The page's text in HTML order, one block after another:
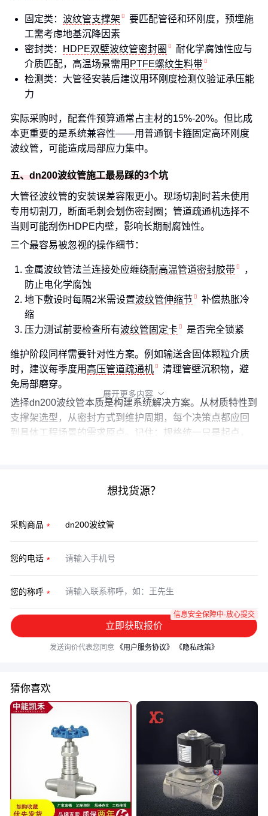
固定类： 波纹管支撑架
要匹配管径和环刚度，预埋施
工需考虑地基沉降因素
密封类：
HDPE双壁波纹管密封圈
耐化学腐蚀性应与
介质匹配，高温场景需用 PTFE螺纹生料带
检测类：大管径安装后建议用环刚度检测仪验证承压能
力
实际采购时，配套件预算通常占主材的15%-20%。但比成
本更重要的是系统兼容性——用普通钢卡箍固定高环刚度
波纹管，可能造成局部应力集中。
五、dn200波纹管施工最易踩的3个坑
大管径波纹管的安装误差容限更小。现场切割时若未使用
专用切割刀，断面毛刺会划伤密封圈；管道疏通机选择不
当则可能刮伤HDPE内壁，影响长期耐腐蚀性。
三个最容易被忽视的操作细节：
金属波纹管法兰连接处应缠绕耐高温管道密封胶带
，
防止电化学腐蚀
地下敷设时每隔2米需设置波纹管伸缩节
补偿热胀冷
缩
压力测试前要检查所有波纹管固定卡 是否完全锁紧
维护阶段同样需要针对性方案。例如输送含固体颗粒介质
时，建议每季度用 高压管道疏通机
清理管壁沉积物，避
免局部磨穿。
选择dn200波纹管本质是构建系统解决方案。从材质特性到
支撑架选型，从密封方式到维护周期，每个决策点都应回
到具体工程场景的需求原点。记住：规格统一只是起点，
展开更多内容 
想找货源？
采购商品
您的电话
您的称呼
立即获取报价
信息安全保障中·放心提交
发送询价代表您同意 《用户服务协议》 《隐私政策》
猜你喜欢